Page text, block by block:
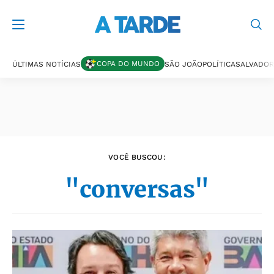
ÚLTIMAS NOTÍCIAS COPA DO MUNDO SÃO JOÃOPOLÍTICASALVADOR
VOCÊ BUSCOU:
"conversas"